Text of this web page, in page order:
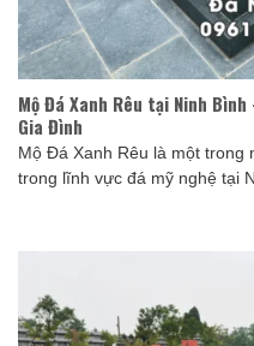
Mộ Đá Xanh Rêu tại Ninh
Gia Đình
Mộ Đá Xanh Rêu là một
trong lĩnh vực đá mỹ nghệ tại